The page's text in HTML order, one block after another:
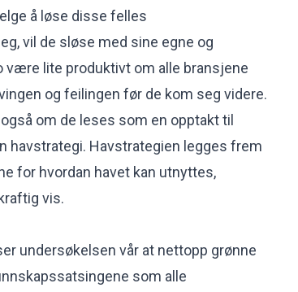
å løse disse felles
vil de sløse med sine egne og
være lite produktivt om alle bransjene
og feilingen før de kom seg videre.
om de leses som en opptakt til
havstrategi. Havstrategien legges frem
for hvordan havet kan utnyttes,
vis.
undersøkelsen vår at nettopp grønne
som alle